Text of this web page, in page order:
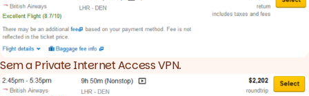
Sem a Private Internet Access VPN.